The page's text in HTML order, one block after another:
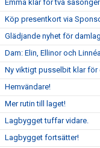
Emma klar för två
Köp presentkort via
Glädjande nyhet för
Dam: Elin, Ellinor och
Ny viktigt pusselbit klar för
Hemvändare!
Mer rutin till laget!
Lagbygget tuffar vidare.
Lagbygget fortsätter!